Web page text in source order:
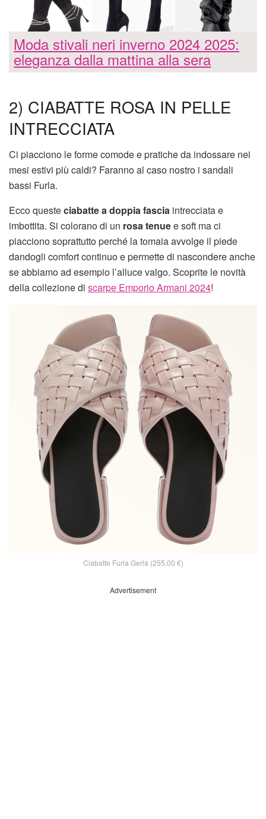
Moda stivali neri inverno 2024 2025:
eleganza dalla mattina alla sera
2) CIABATTE ROSA IN PELLE
INTRECCIATA
Ci piacciono le forme comode e pratiche da indossare nei
mesi estivi più caldi? Faranno al caso nostro i sandali
bassi Furla.
Ecco questeciabatte a doppia fascia intrecciata e
imbottita. Si colorano di un rosa tenuee soft ma ci
piacciono soprattutto perché la tomaia avvolge il piede
dandogli comfort continuo e permette di nascondere anche
se abbiamo ad esempio l’alluce valgo. Scoprite le novità
della collezione di scarpe Emporio Armani 2024!
Ciabatte Furla Gerla (255,00 €)
Advertisement